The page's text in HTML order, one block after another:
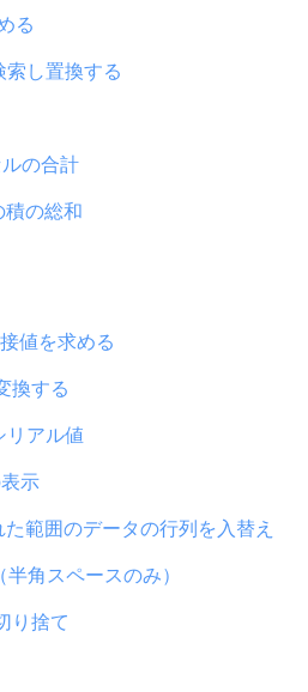
る
し置換する
の合計
の総和
値を求める
換する
リアル値
示
範囲のデータの行列を入替え
角スペースのみ）
り捨て